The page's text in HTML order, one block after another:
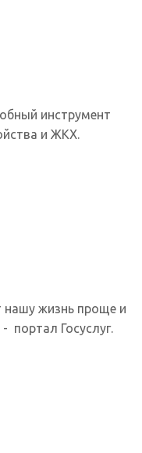
инструмент
и ЖКХ.
нашу жизнь проще и
портал Госуслуг.